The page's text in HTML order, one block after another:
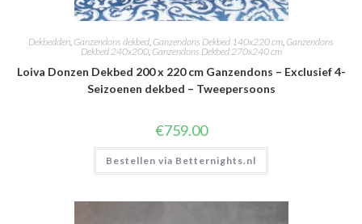
Dekbedden, Ganzendons dekbed, Ganzendons Dekbed 140x220 cm, Ganzendons
Dekbed 240x200, Ganzendons Dekbed 270x240 cm
Loiva Donzen Dekbed 200 x 220 cm Ganzendons – Exclusief 4-
Seizoenen dekbed – Tweepersoons
€759.00
Bestellen via Betternights.nl